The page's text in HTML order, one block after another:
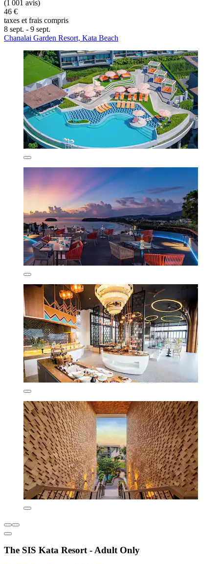
(1 001 avis)
46 €
taxes et frais compris
8 sept. - 9 sept.
Chanalai Garden Resort, Kata Beach
The SIS Kata Resort - Adult Only